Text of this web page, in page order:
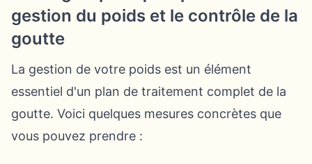
gestion du poids et le contrôle de la
goutte
La gestion de votre poids est un élément
essentiel d'un plan de traitement complet de la
goutte. Voici quelques mesures concrètes que
vous pouvez prendre :